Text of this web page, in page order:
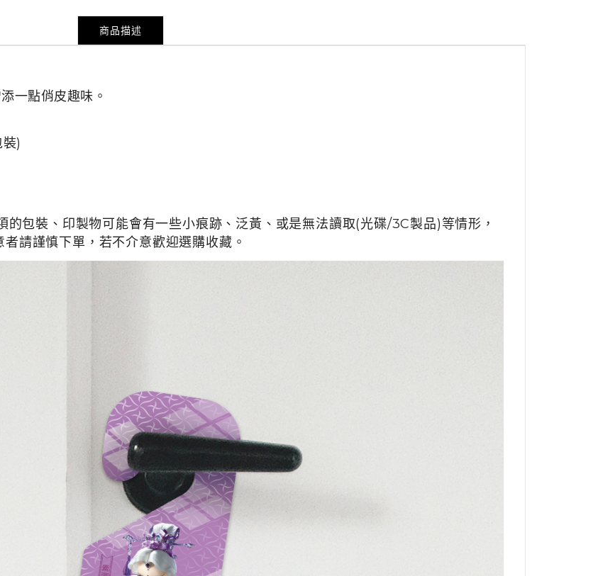
商品描述
一點俏皮趣味。
)
的包裝、印製物可能會有一些小痕跡、泛黃、或是無法讀取(光碟/3C製品)等情形，
者請謹慎下單，若不介意歡迎選購收藏。